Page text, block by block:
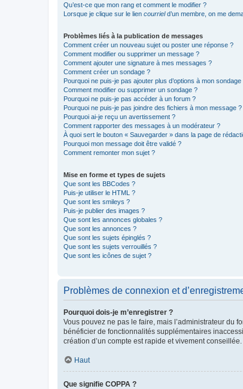
Qu’est-ce que mon rang et comment le modifier ?
Lorsque je clique sur le lien courrield’un membre, on me
Problèmes liés à la publication de messages
Comment créer un nouveau sujet ou poster une réponse ?
Comment modifier ou supprimer un message ?
Comment ajouter une signature à mes messages ?
Comment créer un sondage ?
Pourquoi ne puis-je pas ajouter plus d’options à mon sondage
Comment modifier ou supprimer un sondage ?
Pourquoi ne puis-je pas accéder à un forum ?
Pourquoi ne puis-je pas joindre des fichiers à mon message ?
Pourquoi ai-je reçu un avertissement ?
Comment rapporter des messages à un modérateur ?
À quoi sert le bouton « Sauvegarder » dans la page de
Pourquoi mon message doit être validé ?
Comment remonter mon sujet ?
Mise en forme et types de sujets
Que sont les BBCodes ?
Puis-je utiliser le HTML ?
Que sont les smileys ?
Puis-je publier des images ?
Que sont les annonces globales ?
Que sont les annonces ?
Que sont les sujets épinglés ?
Que sont les sujets verrouillés ?
Que sont les icônes de sujet ?
Problèmes de connexion et
Pourquoi dois-je m’enregistrer ?
Vous pouvez ne pas le faire, mais l’administrateur du
bénéficier de fonctionnalités supplémentaires
création d’un compte est rapide et vivement conseillée.
Haut
Que signifie COPPA ?